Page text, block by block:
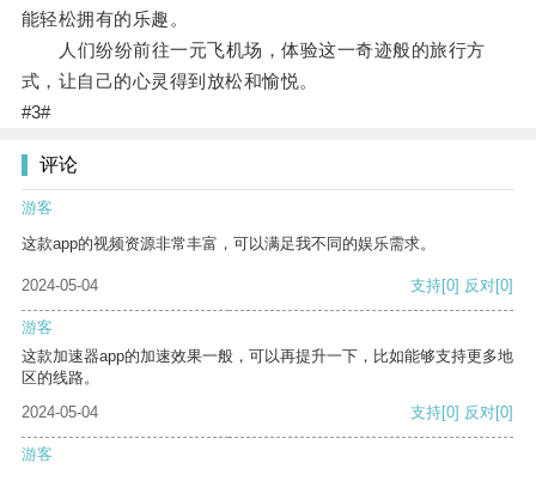
能轻松拥有的乐趣。
人们纷纷前往一元飞机场，体验这一奇迹般的旅行方
式，让自己的心灵得到放松和愉悦。
#3#
评论
游客
这款app的视频资源非常丰富，可以满足我不同的娱乐需求。
2024-05-04 支持[0] 反对[0]
游客
这款加速器app的加速效果一般，可以再提升一下，比如能够支持更多地
区的线路。
2024-05-04
支持[0] 反对[0]
游客